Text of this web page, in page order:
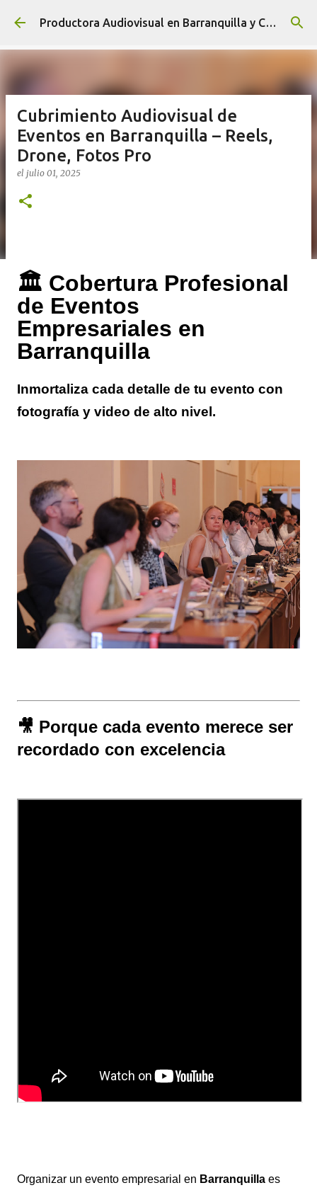
Ir al contenido principal Productora Audiovisual en Barranquilla y Cartagena, Video IA y Fotografía Publicitaria Profesional
Cubrimiento Audiovisual de
Eventos en Barranquilla – Reels,
Drone, Fotos Pro
el julio 01, 2025
🏛️ Cobertura Profesional
de Eventos
Empresariales en
Barranquilla
Inmortaliza cada detalle de tu evento con
fotografía y video de alto nivel.
🎥 Porque cada evento merece ser
recordado con excelencia
Organizar un evento empresarial en Barranquilla es